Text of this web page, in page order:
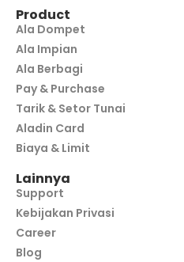
Product
Ala Dompet
Ala Impian
Ala Berbagi
Pay & Purchase
Tarik & Setor Tunai
Aladin Card
Biaya & Limit
Lainnya
Support
Kebijakan Privasi
Career
Blog